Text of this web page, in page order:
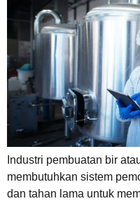
Industri pembuatan bir
membutuhkan sistem
dan tahan lama untuk